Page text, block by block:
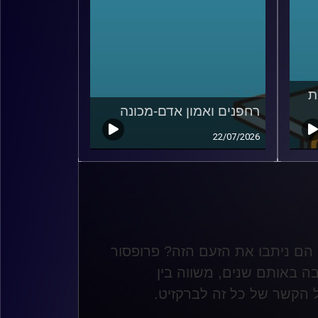
רחפנים ואמון אדם-מכונה
22/07/2026
הם ניתבו את הזעם הזה? פרופסור
באותם שנים, משווה בין
הקשר של כל זה לברקזיט.